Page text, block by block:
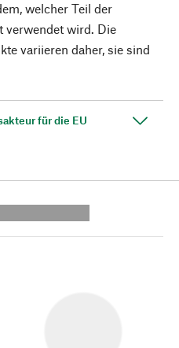
welcher Teil der
verwendet wird. Die
variieren daher, sie sind
für die EU